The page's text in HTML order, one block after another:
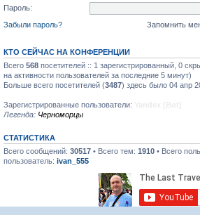
Пароль:
Забыли пароль?
Запомнить
КТО СЕЙЧАС НА КОНФЕРЕНЦИИ
Всего 568 посетителей :: 1 зарегистрированный, 0
на активности пользователей за последние 5 минут)
Больше всего посетителей (3487) здесь было 04 апр
Зарегистрированные пользователи:
Легенда: Черноморцы
СТАТИСТИКА
Всего сообщений: 30517 • Всего тем: 1910 • Всего
пользователь: ivan_555